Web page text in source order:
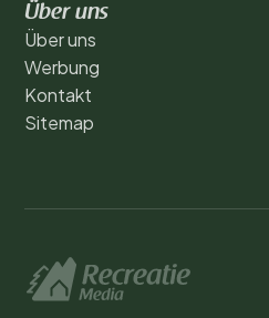
Über uns
Über uns
Werbung
Kontakt
Sitemap